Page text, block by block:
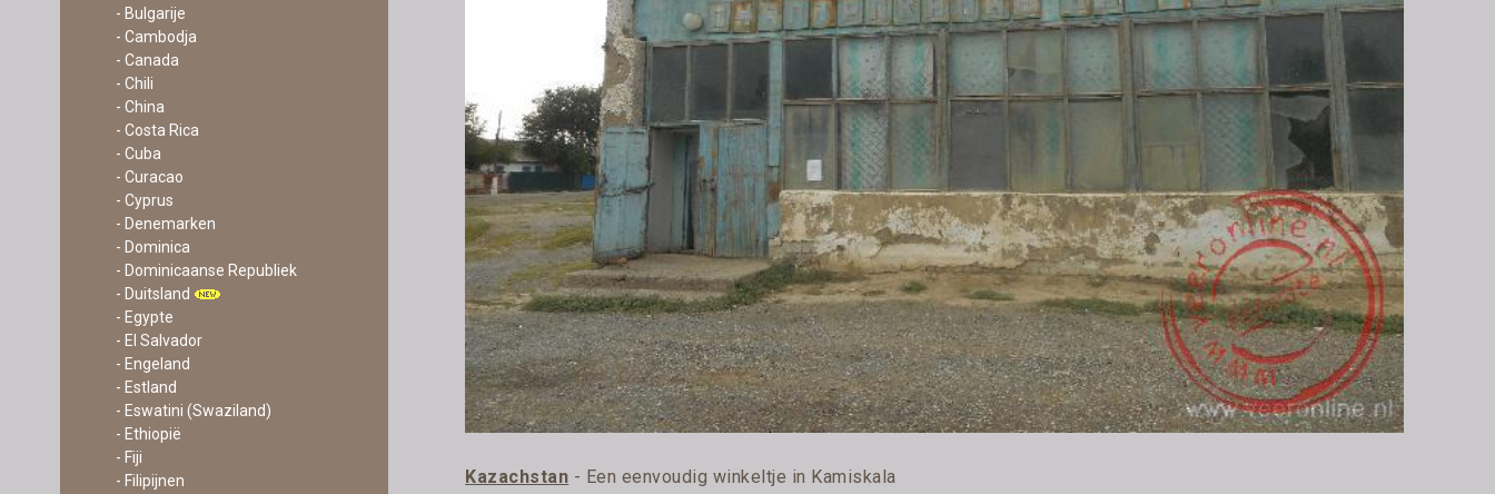
- Bulgarije
- Cambodja
- Canada
- Chili
- China
- Costa Rica
- Cuba
- Curacao
- Cyprus
- Denemarken
- Dominica
- Dominicaanse Republiek
- Duitsland
- Egypte
- El Salvador
- Engeland
- Estland
- Eswatini (Swaziland)
- Ethiopië
- Fiji
- Filipijnen
Kazachstan - Een eenvoudig winkeltje in Kamiskala